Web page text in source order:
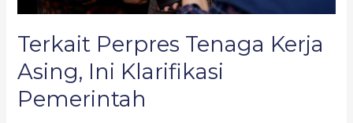
Terkait Perpres Tenaga Kerja
Asing, Ini Klarifikasi
Pemerintah